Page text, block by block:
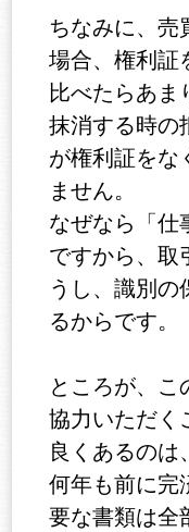
ちなみに、売
場合、権利証
比べたらあま
抹消する時の
が権利証をな
ません。
なぜなら「仕
ですから、取
うし、識別の
るからです。
ところが、こ
協力いただく
良くあるのは
何年も前に完
要な書類は全